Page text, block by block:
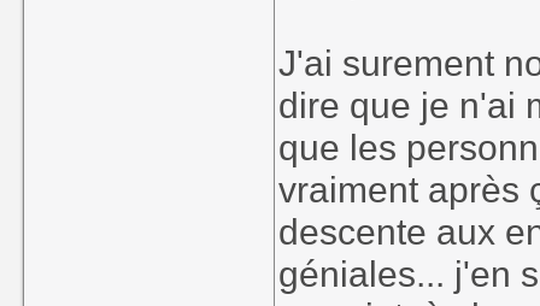
J'ai surement
dire que je n'ai
que les
vraiment après
descente aux
géniales... j'en